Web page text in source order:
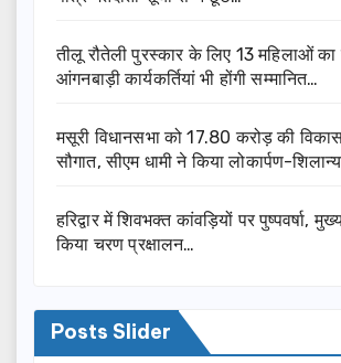
तीलू रौतेली पुरस्कार के लिए 13 महिलाओं
आंगनबाड़ी कार्यकर्तियां भी होंगी सम्मानित…
मसूरी विधानसभा को 17.80 करोड़ की
सौगात, सीएम धामी ने किया लोकार्पण-
हरिद्वार में शिवभक्त कांवड़ियों पर पुष्पवर्षा,
किया चरण प्रक्षालन…
Posts Slider